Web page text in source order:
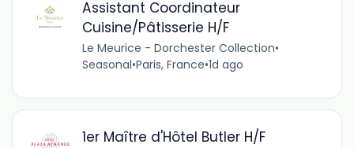
Assistant Coordinateur
Cuisine/Pâtisserie H/F
Le Meurice - Dorchester Collection•
Seasonal•Paris, France•1d ago
1er Maître d'Hôtel Butler H/F